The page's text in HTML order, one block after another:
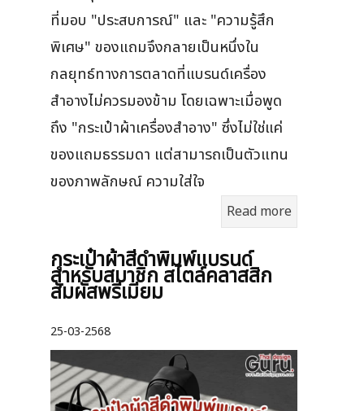
ที่มอบ "ประสบการณ์" และ "ความรู้สึก
พิเศษ" ของแถมจึงกลายเป็นหนึ่งใน
กลยุทธ์ทางการตลาดที่แบรนด์เครื่อง
สำอางไม่ควรมองข้าม โดยเฉพาะเมื่อพูด
ถึง "กระเป๋าผ้าเครื่องสำอาง" ซึ่งไม่ใช่แค่
ของแถมธรรมดา แต่สามารถเป็นตัวแทน
ของภาพลักษณ์ ความใส่ใจ
Read more
กระเป๋าผ้าสีดำพิมพ์แบรนด์
สำหรับสมาชิก สไตล์คลาสสิก
สัมผัสพรีเมียม
25-03-2568